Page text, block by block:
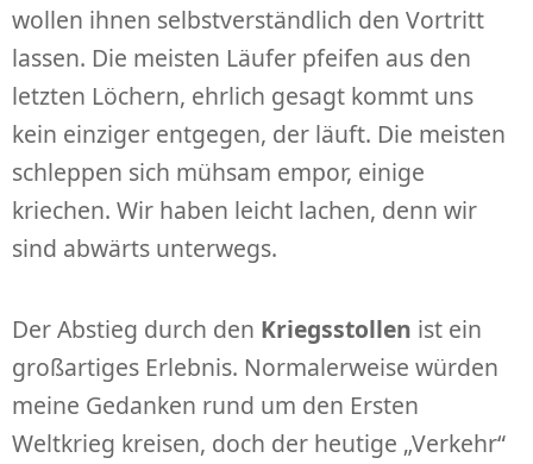
wollen ihnen selbstverständlich den Vortritt
lassen. Die meisten Läufer pfeifen aus den
letzten Löchern, ehrlich gesagt kommt uns
kein einziger entgegen, der läuft. Die meisten
schleppen sich mühsam empor, einige
kriechen. Wir haben leicht lachen, denn wir
sind abwärts unterwegs.
Der Abstieg durch den Kriegsstollen ist ein
großartiges Erlebnis. Normalerweise würden
meine Gedanken rund um den Ersten
Weltkrieg kreisen, doch der heutige „Verkehr“